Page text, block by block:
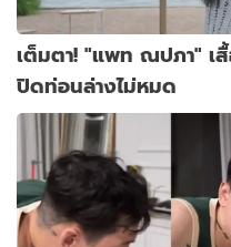
เต็มตา! "แพท ณปภา" เ
ปิดท่อนล่างไม่หมด